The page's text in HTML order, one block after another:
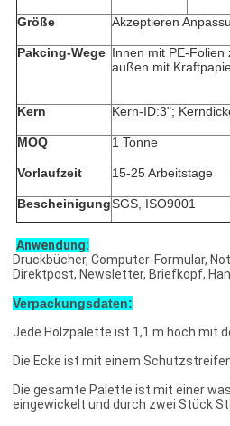
Größe Akzeptieren
Pakcing-Wege Innen mit PE-Folien
außen mit
Kern Kern-ID:3";
MOQ 1 Tonne
Vorlaufzeit 15-25 Arbeitstage
BescheinigungSGS, ISO9001
Anwendung:
Druckbücher, Computer-Formular,
Direktpost, Newsletter, Briefkopf,
Verpackungsdaten:
Jede Holzpalette ist 1,1 m hoch mit
Die Ecke ist mit einem
Die gesamte Palette ist mit einer
eingewickelt und durch zwei Stück